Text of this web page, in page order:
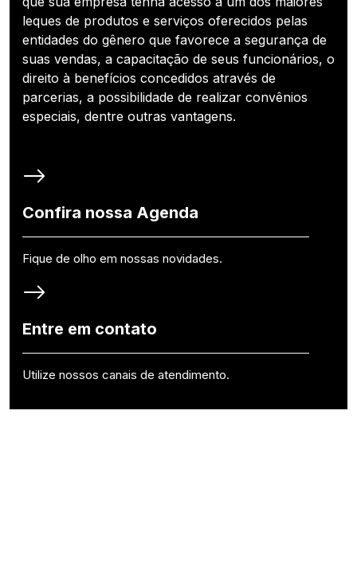
leques de produtos e serviços oferecidos pelas
entidades do gênero que favorece a segurança de
suas vendas, a capacitação de seus funcionários, o
direito à benefícios concedidos através de
parcerias, a possibilidade de realizar convênios
especiais, dentre outras vantagens.
Confira nossa Agenda
Fique de olho em nossas novidades.
Entre em contato
Utilize nossos canais de atendimento.